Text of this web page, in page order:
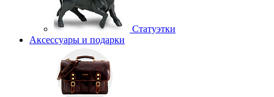
Статуэтки
Аксессуары и подарки